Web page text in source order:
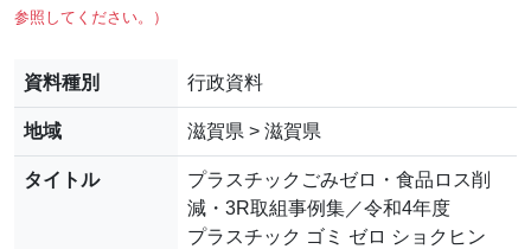
参照してください。）
資料種別 行政資料
地域 滋賀県 > 滋賀県
タイトル
プラスチックごみゼロ・食品ロス削
減・3R取組事例集／令和4年度
プラスチック ゴミ ゼロ ショクヒン